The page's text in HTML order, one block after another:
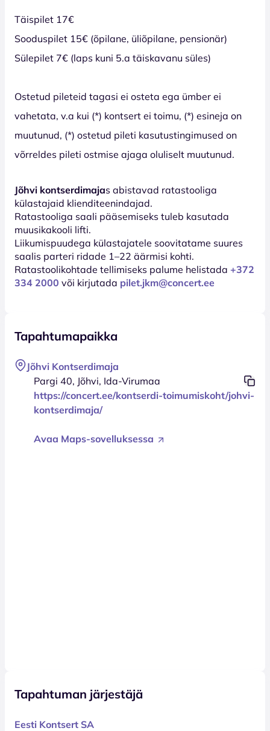
Täispilet 17€
Sooduspilet 15€ (õpilane, üliõpilane, pensionär)
Sülepilet 7€ (laps kuni 5.a täiskavanu süles)
Ostetud pileteid tagasi ei osteta ega ümber ei
vahetata, v.a kui (*) kontsert ei toimu, (*) esineja on
muutunud, (*) ostetud pileti kasutustingimused on
võrreldes pileti ostmise ajaga oluliselt muutunud.
Jõhvi kontserdimajas abistavad ratastooliga
külastajaid klienditeenindajad.
Ratastooliga saali pääsemiseks tuleb kasutada
muusikakooli lifti.
Liikumispuudega külastajatele soovitatame suures
saalis parteri ridade 1–22 äärmisi kohti.
Ratastoolikohtade tellimiseks palume helistada +372
334 2000 või kirjutada pilet.jkm@concert.ee
Tapahtumapaikka
Jõhvi Kontserdimaja
Pargi 40, Jõhvi, Ida-Virumaa
https://concert.ee/kontserdi-toimumiskoht/johvi-
kontserdimaja/
Avaa Maps-sovelluksessa
Tapahtuman järjestäjä
Eesti Kontsert SA